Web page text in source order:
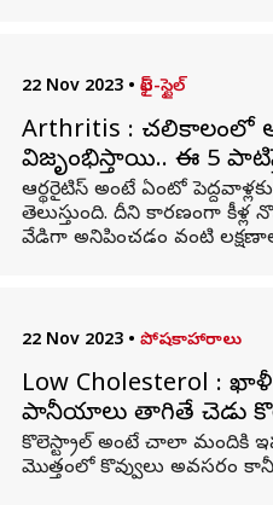
22 Nov 2023 • లైఫ్-స్టైల్
Arthritis : చలికాలంలో
విజృంభిస్తాయి.. ఈ 5
ఆర్థరైటిస్ అంటే ఏంటో
తెలుస్తుంది. దీని కారణంగా కీళ్ల
వేడిగా అనిపించడం వంటి
22 Nov 2023 • పోషకాహారాలు
Low Cholesterol :
పానీయాలు తాగితే చెడు
కొలెస్ట్రాల్‌ అంటే చాలా మందికి
మొత్తంలో కొవ్వులు అవసరం కానీ